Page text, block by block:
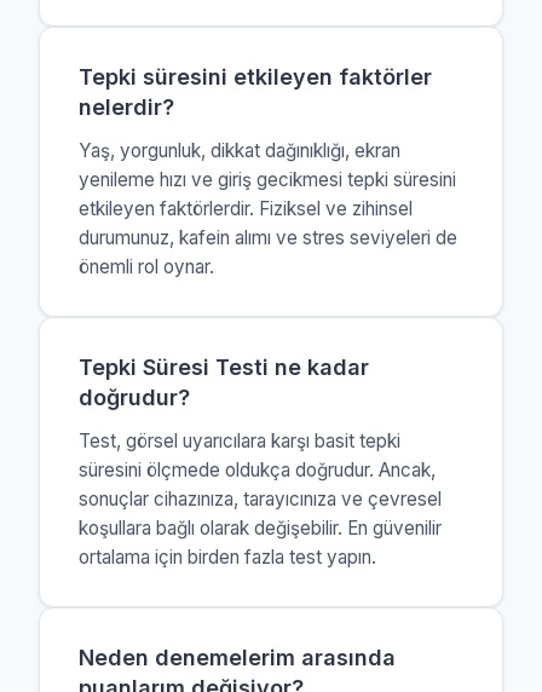
Tepki süresini etkileyen faktörler
nelerdir?
Yaş, yorgunluk, dikkat dağınıklığı, ekran
yenileme hızı ve giriş gecikmesi tepki süresini
etkileyen faktörlerdir. Fiziksel ve zihinsel
durumunuz, kafein alımı ve stres seviyeleri de
önemli rol oynar.
Tepki Süresi Testi ne kadar
doğrudur?
Test, görsel uyarıcılara karşı basit tepki
süresini ölçmede oldukça doğrudur. Ancak,
sonuçlar cihazınıza, tarayıcınıza ve çevresel
koşullara bağlı olarak değişebilir. En güvenilir
ortalama için birden fazla test yapın.
Neden denemelerim arasında